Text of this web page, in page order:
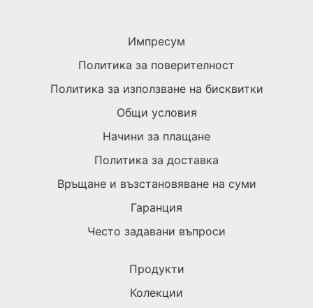
Импресум
Политика за поверителност
Политика за използване на бисквитки
Общи условия
Начини за плащане
Политика за доставка
Връщане и възстановяване на суми
Гаранция
Често задавани въпроси
Продукти
Колекции